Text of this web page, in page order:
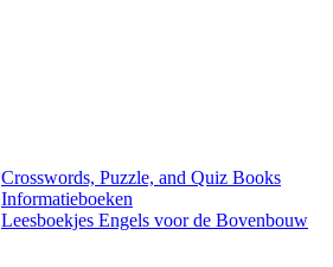
Crosswords, Puzzle, and Quiz Books
Informatieboeken
Leesboekjes Engels voor de Bovenbouw